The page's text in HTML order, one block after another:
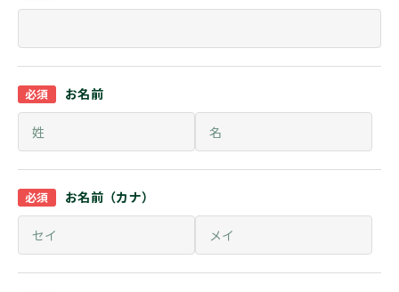
お名前
お名前（カナ）